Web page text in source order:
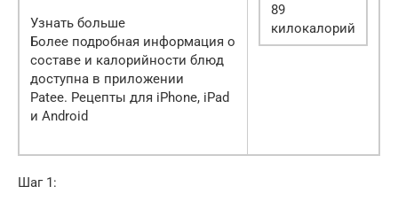
Узнать больше
Более подробная информация о
составе и калорийности блюд
доступна в приложении
Patee. Рецепты для iPhone, iPad
и Android
89
килокалорий
Шаг 1: